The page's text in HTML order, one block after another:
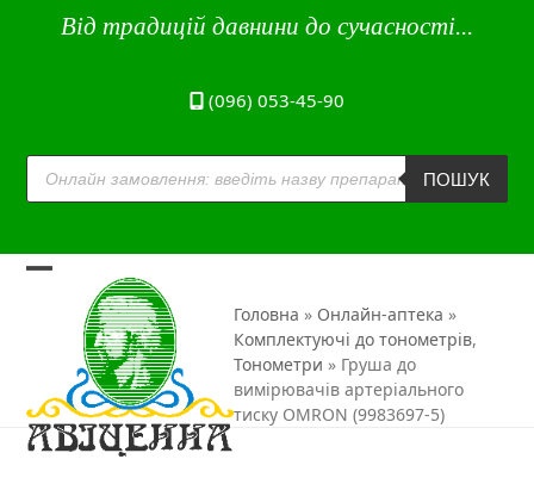
Від традицій давнини до сучасності...
(096) 053-45-90
Пошук
товарів ПОШУК
Open
mobile
menu
Close
mobile
menu
Головна » Онлайн-аптека »
Комплектуючі до тонометрів,
Тонометри » Груша до
вимірювачів артеріального
тиску OMRON (9983697-5)